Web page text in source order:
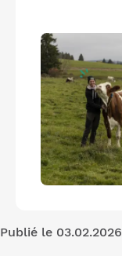
Publié le 03.02.2026